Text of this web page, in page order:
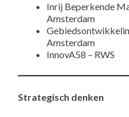
Inrij Beperkende
Amsterdam
Amsterdam
InnovA58 – RWS
Strategisch denken